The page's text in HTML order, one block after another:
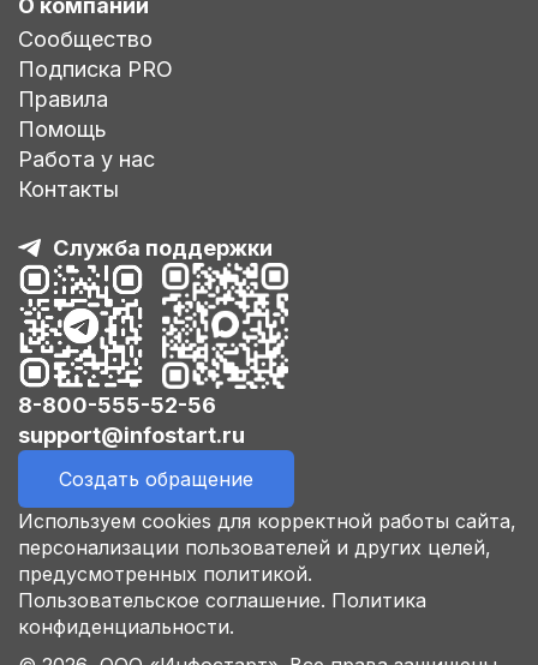
О компании
Сообщество
Подписка PRO
Правила
Помощь
Работа у нас
Контакты
Служба поддержки
8-800-555-52-56
support@infostart.ru
Создать обращение
Используем cookies для корректной работы сайта,
персонализации пользователей и других целей,
предусмотренных политикой.
Пользовательское соглашение. Политика
конфиденциальности.